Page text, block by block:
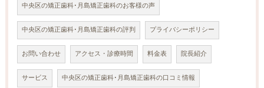
中央区の矯正歯科･月島矯正歯科のお客様の声
中央区の矯正歯科･月島矯正歯科の評判 プライバシーポリシー
お問い合わせ アクセス・診療時間 料金表 院長紹介
サービス 中央区の矯正歯科･月島矯正歯科の口コミ情報